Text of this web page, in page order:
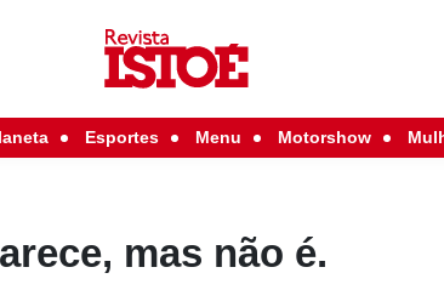
Esportes Menu Motorshow
mas não é.